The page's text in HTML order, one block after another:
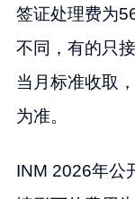
签证处理费为
不同，有的只
当月标准收取
为准。
INM 2026年公